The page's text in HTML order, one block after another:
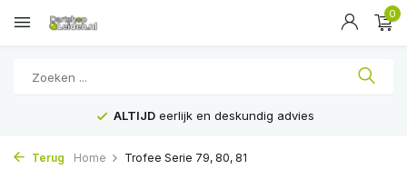
0
ALTIJD eerlijk en deskundig advies
Terug Home Trofee Serie 79, 80, 81